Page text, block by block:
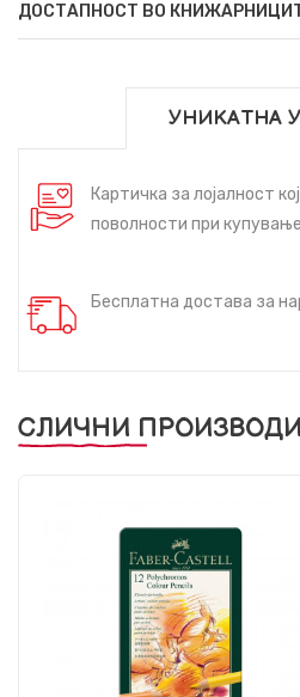
ДОСТАПНОСТ ВО
УНИКАТНА
Картичка за лојалност
поволности при
Бесплатна достава за
СЛИЧНИ ПРОИЗВОДИ